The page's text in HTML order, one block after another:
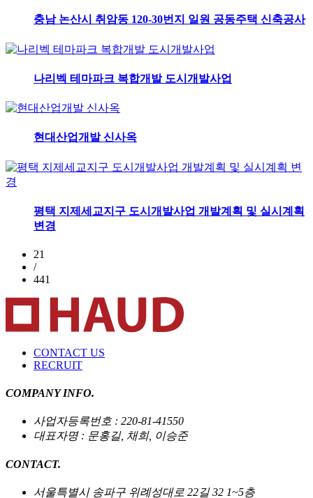
충남 논산시 취암동 120-30번지 일원 공동주택 신축공사
나리벡 테마파크 복합개발 도시개발사업
현대산업개발 신사옥
평택 지제세교지구 도시개발사업 개발계획 및 실시계획
변경
21
/
441
CONTACT US
RECRUIT
COMPANY INFO.
사업자등록번호 : 220-81-41550
대표자명 : 문홍길, 채희, 이승준
CONTACT.
서울특별시 송파구 위례성대로 22길 32 1~5층